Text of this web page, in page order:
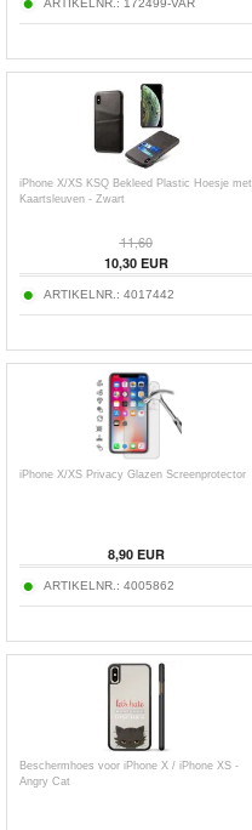
iPhone X/XS KSQ Bekleed Plastic Hoesje met
Kaartsleuven - Zwart
11,60
10,30EUR
ARTIKELNR.: 4017442
iPhone X/XS Privacy Glazen Screenprotector
8,90EUR
ARTIKELNR.: 4005862
Beschermhoes voor iPhone X / iPhone XS -
Angry Cat